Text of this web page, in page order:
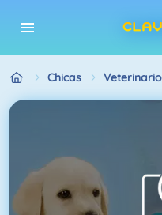
Chicas Veterinario